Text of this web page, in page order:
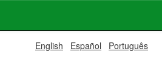
English Español Português